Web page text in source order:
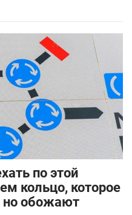
по этой
кольцо, которое
но обожают